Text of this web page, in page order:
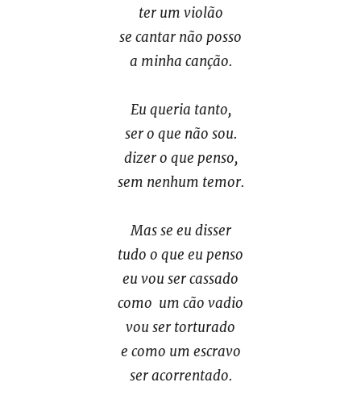
ter um violão
se cantar não posso
a minha canção.
Eu queria tanto,
ser o que não sou.
dizer o que penso,
sem nenhum temor.
Mas se eu disser
tudo o que eu penso
eu vou ser cassado
como um cão vadio
vou ser torturado
e como um escravo
ser acorrentado.